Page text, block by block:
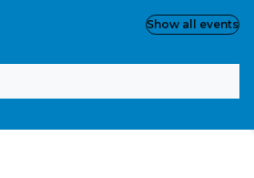
Show all events